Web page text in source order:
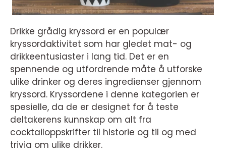
Drikke grådig kryssord er en populær
kryssordaktivitet som har gledet mat- og
drikkeentusiaster i lang tid. Det er en
spennende og utfordrende måte å utforske
ulike drinker og deres ingredienser gjennom
kryssord. Kryssordene i denne kategorien er
spesielle, da de er designet for å teste
deltakerens kunnskap om alt fra
cocktailoppskrifter til historie og til og med
trivia om ulike drikker.